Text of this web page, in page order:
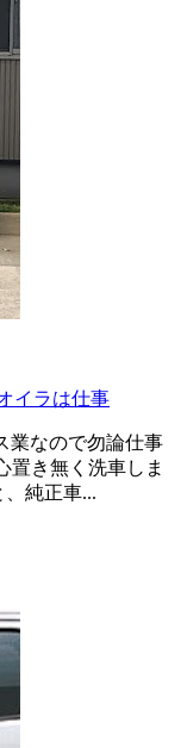
イラは仕事
業なので勿論仕事
置き無く洗車しま
純正車...